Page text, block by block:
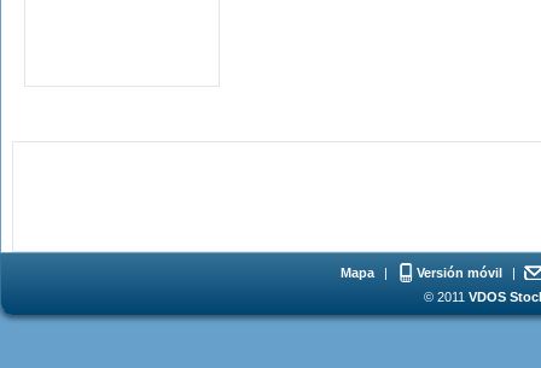
Mapa | Versión móvil
|
© 2011 VDOS